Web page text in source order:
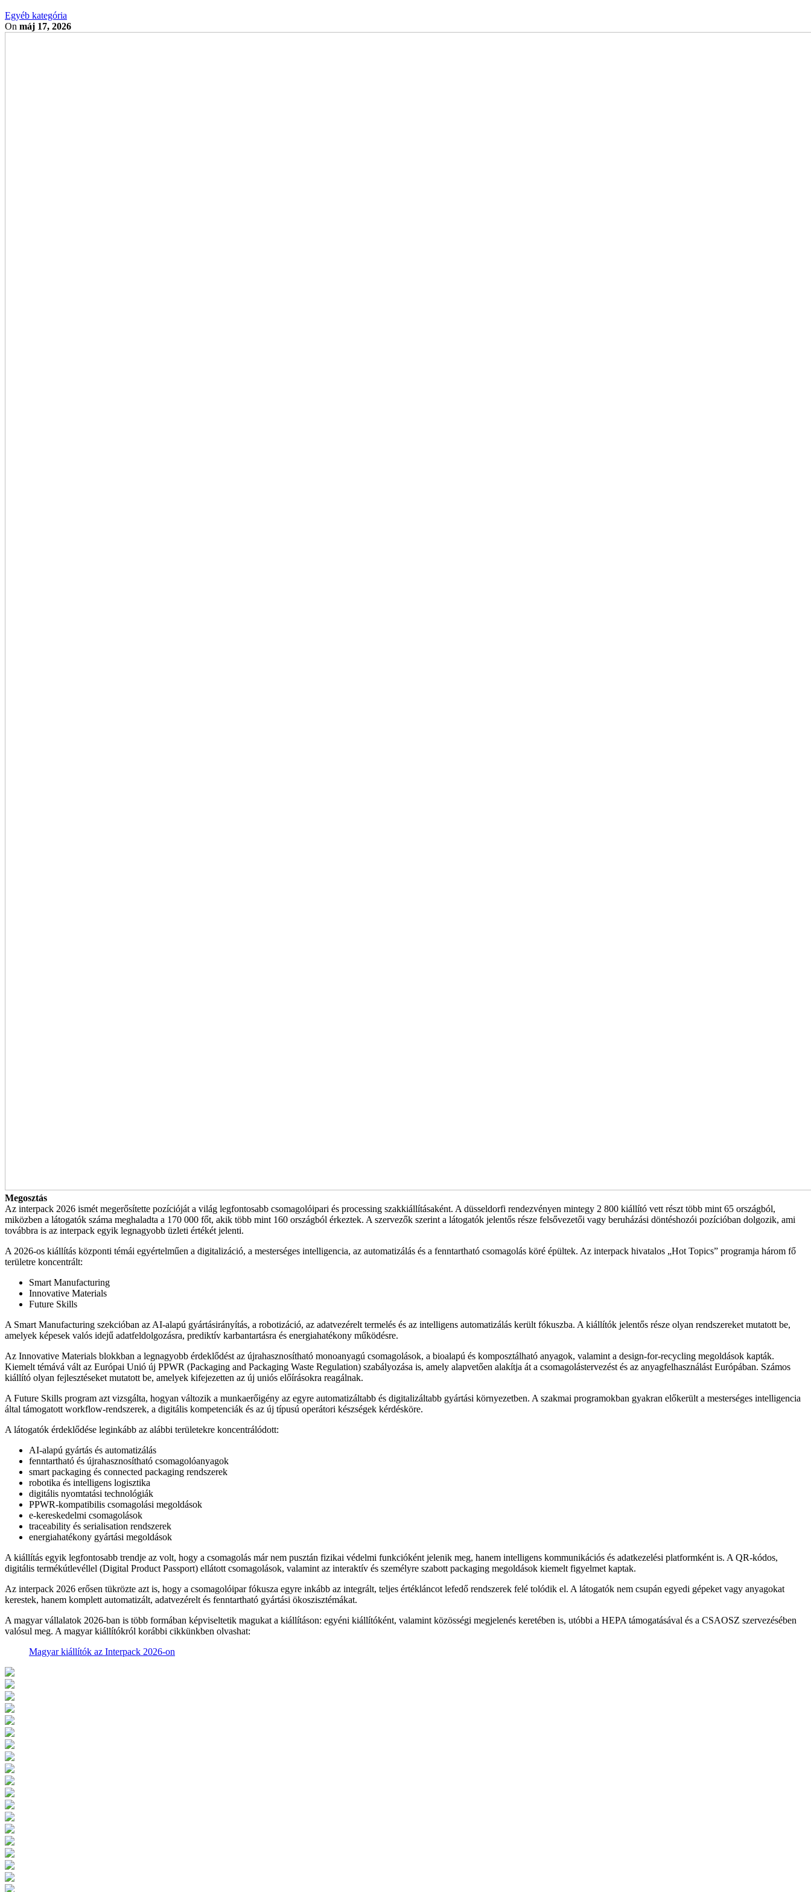
Egyéb kategória
On máj 17, 2026
Megosztás
Az interpack 2026 ismét megerősítette pozícióját a világ legfontosabb csomagolóipari és processing szakkiállításaként. A düsseldorfi rendezvényen mintegy 2 800 kiállító vett részt több mint 65 országból,
miközben a látogatók száma meghaladta a 170 000 főt, akik több mint 160 országból érkeztek. A szervezők szerint a látogatók jelentős része felsővezetői vagy beruházási döntéshozói pozícióban dolgozik, ami
továbbra is az interpack egyik legnagyobb üzleti értékét jelenti.
A 2026-os kiállítás központi témái egyértelműen a digitalizáció, a mesterséges intelligencia, az automatizálás és a fenntartható csomagolás köré épültek. Az interpack hivatalos „Hot Topics” programja három fő
területre koncentrált:
Smart Manufacturing
Innovative Materials
Future Skills
A Smart Manufacturing szekcióban az AI-alapú gyártásirányítás, a robotizáció, az adatvezérelt termelés és az intelligens automatizálás került fókuszba. A kiállítók jelentős része olyan rendszereket mutatott be,
amelyek képesek valós idejű adatfeldolgozásra, prediktív karbantartásra és energiahatékony működésre.
Az Innovative Materials blokkban a legnagyobb érdeklődést az újrahasznosítható monoanyagú csomagolások, a bioalapú és komposztálható anyagok, valamint a design-for-recycling megoldások kapták.
Kiemelt témává vált az Európai Unió új PPWR (Packaging and Packaging Waste Regulation) szabályozása is, amely alapvetően alakítja át a csomagolástervezést és az anyagfelhasználást Európában. Számos
kiállító olyan fejlesztéseket mutatott be, amelyek kifejezetten az új uniós előírásokra reagálnak.
A Future Skills program azt vizsgálta, hogyan változik a munkaerőigény az egyre automatizáltabb és digitalizáltabb gyártási környezetben. A szakmai programokban gyakran előkerült a mesterséges intelligencia
által támogatott workflow-rendszerek, a digitális kompetenciák és az új típusú operátori készségek kérdésköre.
A látogatók érdeklődése leginkább az alábbi területekre koncentrálódott:
AI-alapú gyártás és automatizálás
fenntartható és újrahasznosítható csomagolóanyagok
smart packaging és connected packaging rendszerek
robotika és intelligens logisztika
digitális nyomtatási technológiák
PPWR-kompatibilis csomagolási megoldások
e-kereskedelmi csomagolások
traceability és serialisation rendszerek
energiahatékony gyártási megoldások
A kiállítás egyik legfontosabb trendje az volt, hogy a csomagolás már nem pusztán fizikai védelmi funkcióként jelenik meg, hanem intelligens kommunikációs és adatkezelési platformként is. A QR-kódos,
digitális termékútlevéllel (Digital Product Passport) ellátott csomagolások, valamint az interaktív és személyre szabott packaging megoldások kiemelt figyelmet kaptak.
Az interpack 2026 erősen tükrözte azt is, hogy a csomagolóipar fókusza egyre inkább az integrált, teljes értékláncot lefedő rendszerek felé tolódik el. A látogatók nem csupán egyedi gépeket vagy anyagokat
kerestek, hanem komplett automatizált, adatvezérelt és fenntartható gyártási ökoszisztémákat.
A magyar vállalatok 2026-ban is több formában képviseltetik magukat a kiállításon: egyéni kiállítóként, valamint közösségi megjelenés keretében is, utóbbi a HEPA támogatásával és a CSAOSZ szervezésében
valósul meg. A magyar kiállítókról korábbi cikkünkben olvashat:
Magyar kiállítók az Interpack 2026-on